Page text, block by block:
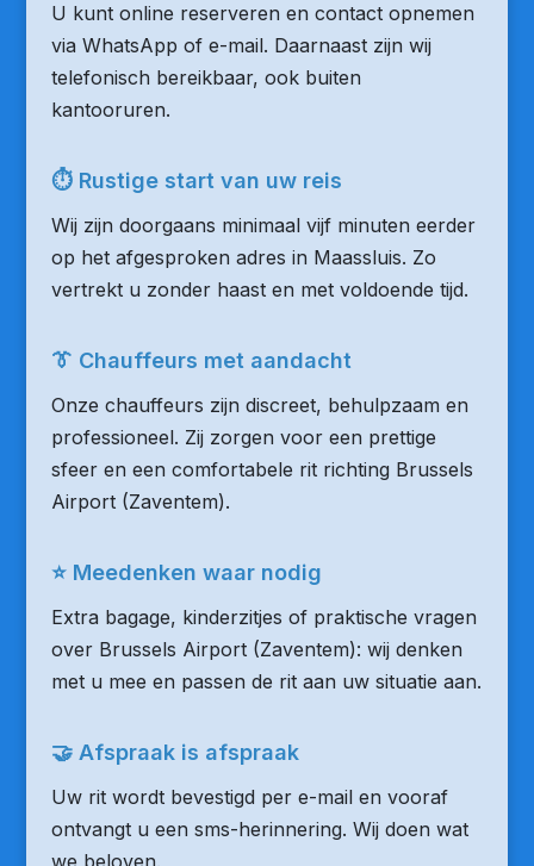
U kunt online reserveren en contact opnemen
via WhatsApp of e-mail. Daarnaast zijn wij
telefonisch bereikbaar, ook buiten
kantooruren.
⏱ Rustige start van uw reis
Wij zijn doorgaans minimaal vijf minuten eerder
op het afgesproken adres in Maassluis. Zo
vertrekt u zonder haast en met voldoende tijd.
👔 Chauffeurs met aandacht
Onze chauffeurs zijn discreet, behulpzaam en
professioneel. Zij zorgen voor een prettige
sfeer en een comfortabele rit richting Brussels
Airport (Zaventem).
⭐ Meedenken waar nodig
Extra bagage, kinderzitjes of praktische vragen
over Brussels Airport (Zaventem): wij denken
met u mee en passen de rit aan uw situatie aan.
🤝 Afspraak is afspraak
Uw rit wordt bevestigd per e-mail en vooraf
ontvangt u een sms-herinnering. Wij doen wat
we beloven.